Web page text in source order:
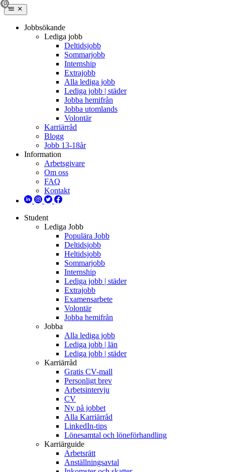
Jobbsökande
Lediga jobb
Deltidsjobb
Sommarjobb
Internship
Extrajobb
Alla lediga jobb
Lediga jobb | städer
Jobba hemifrån
Jobba utomlands
Volontär
Karriärråd
Blogg
Jobb 13-18år
Information
Arbetsgivare
Om oss
FAQ
Kontakt
Student
Lediga Jobb
Populära Jobb
Deltidsjobb
Heltidsjobb
Sommarjobb
Internship
Lediga jobb | städer
Extrajobb
Examensarbete
Volontär
Jobba hemifrån
Jobba
Alla lediga jobb
Lediga jobb | län
Lediga jobb | städer
Karriärråd
Gratis CV-mall
Personligt brev
Arbetsintervju
CV
Ny på jobbet
Alla Karriärråd
LinkedIn-tips
Lönesamtal och löneförhandling
Karriärguide
Arbetsrätt
Anställningsavtal